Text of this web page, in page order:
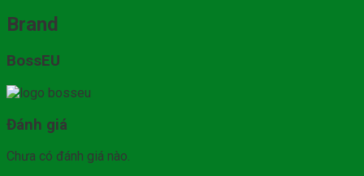
Brand
BossEU
Đánh giá
Chưa có đánh giá nào.